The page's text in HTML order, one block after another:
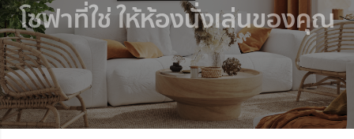
โซฟาที่ใช่ ให้ห้องนั่งเล่นของคุณ